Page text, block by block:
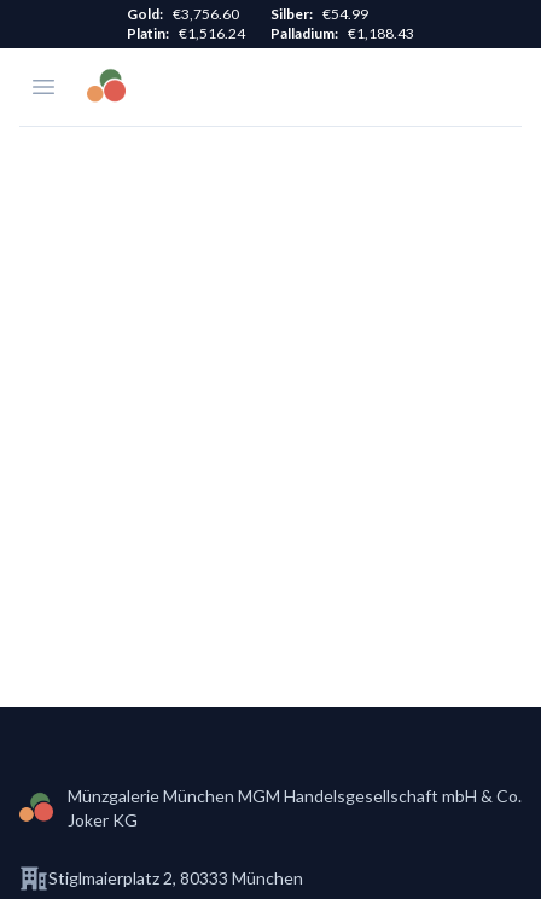
Gold: €3,756.60 Silber: €54.99
Platin: €1,516.24 Palladium: €1,188.43
Open menuMGM Münzgalerie München
Münzgalerie München MGM Handelsgesellschaft mbH & Co.
Joker KG
Address
Stiglmaierplatz 2, 80333 München